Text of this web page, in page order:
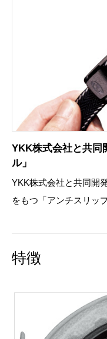
YKK株式会社と共同
ル」
YKK株式会社と共同開
をもつ「アンチスリッ
特徴